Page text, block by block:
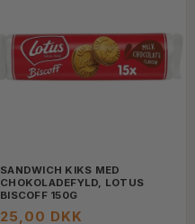
SANDWICH KIKS MED
CHOKOLADEFYLD, LOTUS
BISCOFF 150G
25,00 DKK